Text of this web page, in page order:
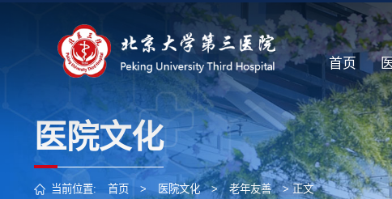
首页
医院文化
当前位置: 首页 > 医院文化 > 老年友善 > 正文